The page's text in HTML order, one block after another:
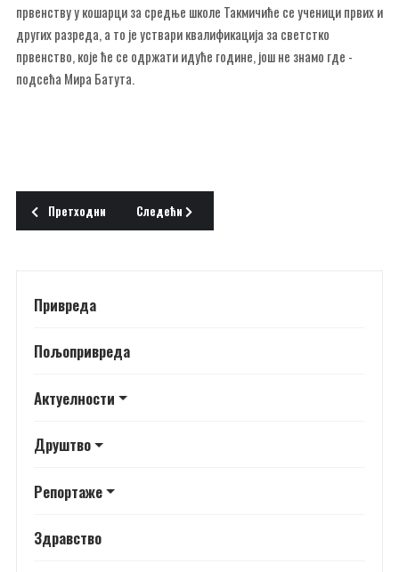
првенству у кошарци за средње школе Такмичиће се ученици првих и
других разреда, а то је уствари квалификација за светстко
првенство, које ће се одржати идуће године, још не знамо где -
подсећа Мира Батута.
Претходни чланак: ЧЕТВРТИ НА СВЕТСКОМ ПРВЕНСТВУ
Претходни Следећи чланак: ГРАНИЧАР ЈЕСЕЊИ ШАМПИОН
Следећи
Привреда
Пољопривреда
Актуелности
Друштво
Репортаже
Здравство